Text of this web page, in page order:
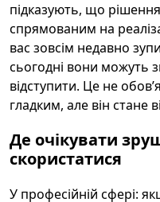
підказують, що
спрямованим на
вас зовсім недавно
сьогодні вони можуть
відступити. Це не
гладким, але він стане
Де очікувати
скористатися
У професійній сфері: